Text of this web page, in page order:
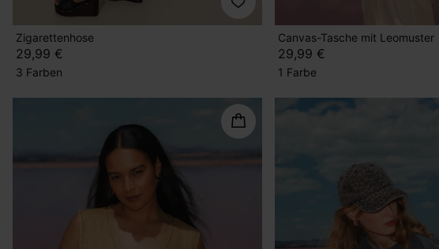
Zigarettenhose
29,99 €
3 Farben
Canvas-Tasche mit Leomuster
29,99 €
1 Farbe